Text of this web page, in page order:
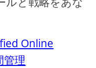
Online
理